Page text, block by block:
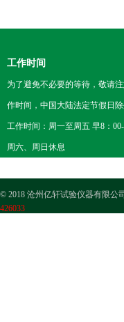
工作时间
为了避免不必要的等待，敬请
作时间，中国大陆法定节假日除
工作时间：周一至周五 早8：
周六、周日休息
© 2018 沧州亿轩试验仪器有限公
426033